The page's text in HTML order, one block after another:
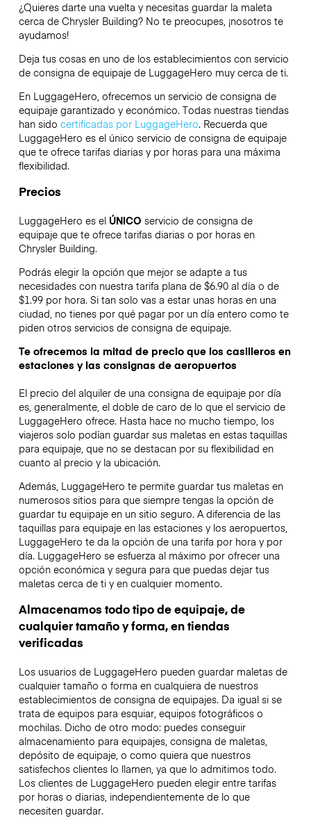
¿Quieres darte una vuelta y necesitas guardar la maleta
cerca de Chrysler Building? No te preocupes, ¡nosotros te
ayudamos!
Deja tus cosas en uno de los establecimientos con servicio
de consigna de equipaje de LuggageHero muy cerca de ti.
En LuggageHero, ofrecemos un servicio de consigna de
equipaje garantizado y económico. Todas nuestras tiendas
han sido certificadas por LuggageHero. Recuerda que
LuggageHero es el único servicio de consigna de equipaje
que te ofrece tarifas diarias y por horas para una máxima
flexibilidad.
Precios
LuggageHero es el ÚNICO servicio de consigna de
equipaje que te ofrece tarifas diarias o por horas en
Chrysler Building.
Podrás elegir la opción que mejor se adapte a tus
necesidades con nuestra tarifa plana de $6.90 al día o de
$1.99 por hora. Si tan solo vas a estar unas horas en una
ciudad, no tienes por qué pagar por un día entero como te
piden otros servicios de consigna de equipaje.
Te ofrecemos la mitad de precio que los casilleros en
estaciones y las consignas de aeropuertos
El precio del alquiler de una consigna de equipaje por día
es, generalmente, el doble de caro de lo que el servicio de
LuggageHero ofrece. Hasta hace no mucho tiempo, los
viajeros solo podían guardar sus maletas en estas taquillas
para equipaje, que no se destacan por su flexibilidad en
cuanto al precio y la ubicación.
Además, LuggageHero te permite guardar tus maletas en
numerosos sitios para que siempre tengas la opción de
guardar tu equipaje en un sitio seguro. A diferencia de las
taquillas para equipaje en las estaciones y los aeropuertos,
LuggageHero te da la opción de una tarifa por hora y por
día. LuggageHero se esfuerza al máximo por ofrecer una
opción económica y segura para que puedas dejar tus
maletas cerca de ti y en cualquier momento.
Almacenamos todo tipo de equipaje, de
cualquier tamaño y forma, en tiendas
verificadas
Los usuarios de LuggageHero pueden guardar maletas de
cualquier tamaño o forma en cualquiera de nuestros
establecimientos de consigna de equipajes. Da igual si se
trata de equipos para esquiar, equipos fotográficos o
mochilas. Dicho de otro modo: puedes conseguir
almacenamiento para equipajes, consigna de maletas,
depósito de equipaje, o como quiera que nuestros
satisfechos clientes lo llamen, ya que lo admitimos todo.
Los clientes de LuggageHero pueden elegir entre tarifas
por horas o diarias, independientemente de lo que
necesiten guardar.